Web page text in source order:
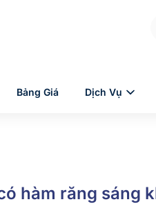
Bảng Giá Dịch Vụ
hàm răng sáng